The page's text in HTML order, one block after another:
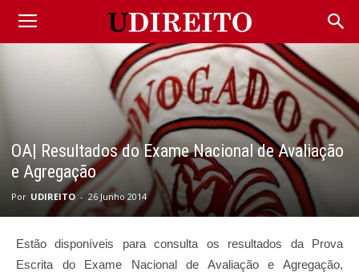
OA| Resultados do Exame Nacional de Avaliação
e Agregação
Por UDIREITO - 26 Junho 2014
Estão disponíveis para consulta os resultados da Prova
Escrita do Exame Nacional de Avaliação e Agregação,